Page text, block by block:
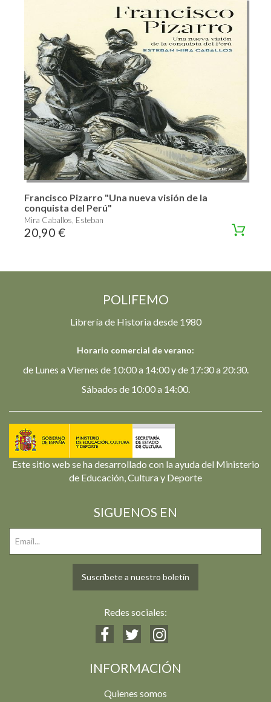
Francisco Pizarro "Una nueva visión de la
conquista del Perú"
Mira Caballos, Esteban
20,90 €
POLIFEMO
Librería de Historia desde 1980
Horario comercial de verano:
de Lunes a Viernes de 10:00 a 14:00 y de 17:30 a 20:30.
Sábados de 10:00 a 14:00.
Este sitio web se ha desarrollado con la ayuda del Ministerio
de Educación, Cultura y Deporte
SIGUENOS EN
Suscríbete a nuestro boletín
Redes sociales:
INFORMACIÓN
Quienes somos